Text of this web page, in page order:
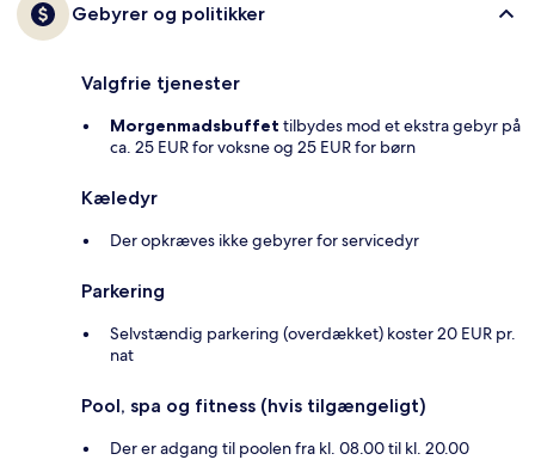
Gebyrer og politikker
Valgfrie tjenester
Morgenmadsbuffet tilbydes mod et ekstra gebyr på
ca. 25 EUR for voksne og 25 EUR for børn
Kæledyr
Der opkræves ikke gebyrer for servicedyr
Parkering
Selvstændig parkering (overdækket) koster 20 EUR pr.
nat
Pool, spa og fitness (hvis tilgængeligt)
Der er adgang til poolen fra kl. 08.00 til kl. 20.00